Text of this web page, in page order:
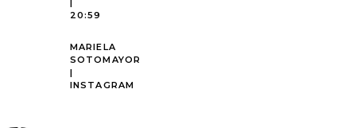
|
20:59
MARIELA
SOTOMAYOR
|
INSTAGRAM